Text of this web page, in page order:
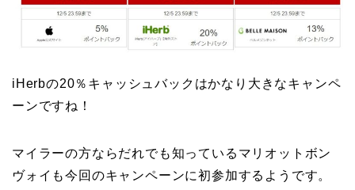
iHerbの20％キャッシュバックはかなり大きなキャンペ
ーンですね！
マイラーの方ならだれでも知っているマリオットボン
ヴォイも今回のキャンペーンに初参加するようです。